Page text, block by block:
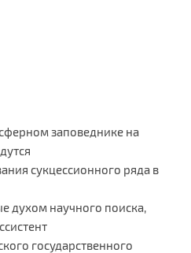
заповеднике на
сукцессионного ряда в
духом научного поиска,
государственного